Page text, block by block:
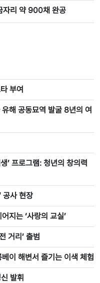
자리 약 900채 완공
부여
해 공동묘역 발굴 8년의 여
’ 프로그램: 청년의 창의력
공사 현장
지는 ‘사랑의 교실’
거리’ 출범
베이 해변서 즐기는 이색 체험
발휘